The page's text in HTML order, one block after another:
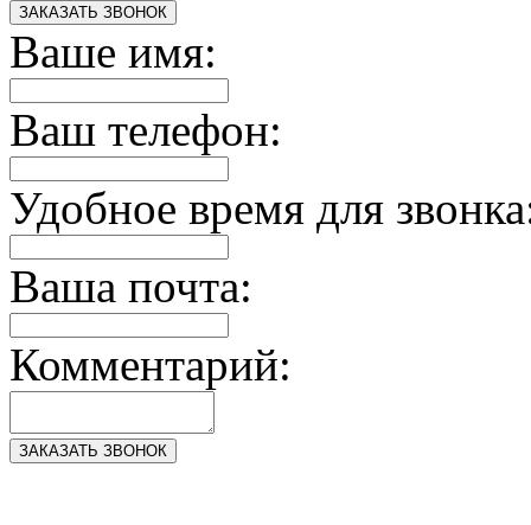
ЗАКАЗАТЬ ЗВОНОК
Ваше имя:
Ваш телефон:
Удобное время для
Ваша почта:
Комментарий:
ЗАКАЗАТЬ ЗВОНОК